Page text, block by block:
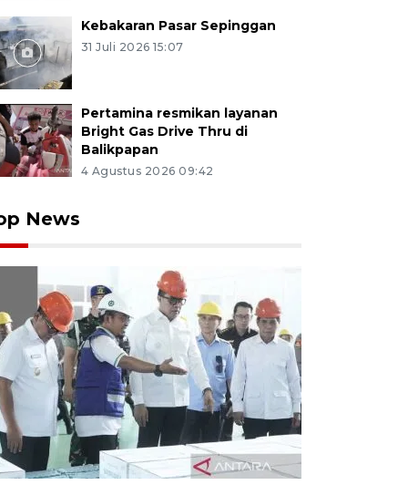
Kebakaran Pasar Sepinggan
31 Juli 2026 15:07
Pertamina resmikan layanan
Bright Gas Drive Thru di
Balikpapan
4 Agustus 2026 09:42
News